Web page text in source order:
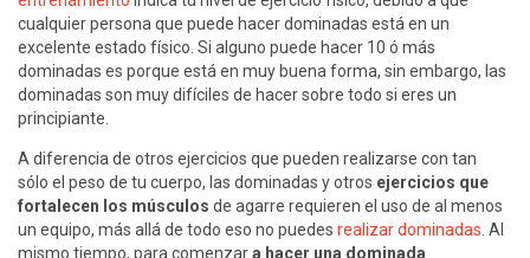
cualquier persona que puede hacer dominadas está en un
excelente estado físico. Si alguno puede hacer 10 ó más
dominadas es porque está en muy buena forma, sin embargo, las
dominadas son muy difíciles de hacer sobre todo si eres un
principiante.
A diferencia de otros ejercicios que pueden realizarse con tan
sólo el peso de tu cuerpo, las dominadas y otros ejercicios que
fortalecen los músculos de agarre requieren el uso de al menos
un equipo, más allá de todo eso no puedes realizar dominadas . Al
mismo tiempo, para comenzara hacer una dominada